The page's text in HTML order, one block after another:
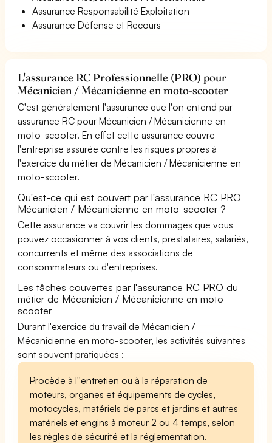
Assurance Responsabilité Exploitation
Assurance Défense et Recours
L'assurance RC Professionnelle (PRO) pour
Mécanicien / Mécanicienne en moto-scooter
C'est généralement l'assurance que l'on entend par
assurance RC pour Mécanicien / Mécanicienne en
moto-scooter. En effet cette assurance couvre
l'entreprise assurée contre les risques propres à
l'exercice du métier de Mécanicien / Mécanicienne en
moto-scooter.
Qu'est-ce qui est couvert par l'assurance RC PRO
Mécanicien / Mécanicienne en moto-scooter ?
Cette assurance va couvrir les dommages que vous
pouvez occasionner à vos clients, prestataires, salariés,
concurrents et même des associations de
consommateurs ou d'entreprises.
Les tâches couvertes par l'assurance RC PRO du
métier de Mécanicien / Mécanicienne en moto-
scooter
Durant l'exercice du travail de Mécanicien /
Mécanicienne en moto-scooter, les activités suivantes
sont souvent pratiquées :
Procède à l''entretien ou à la réparation de
moteurs, organes et équipements de cycles,
motocycles, matériels de parcs et jardins et autres
matériels et engins à moteur 2 ou 4 temps, selon
les règles de sécurité et la réglementation.